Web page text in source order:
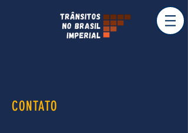
CONTATO